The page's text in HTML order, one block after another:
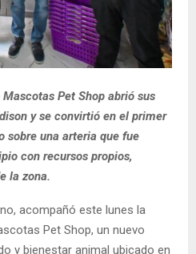
Pet Shop abrió sus
y se convirtió en el primer
sobre una arteria que fue
con recursos propios,
la zona.
acompañó este lunes la
Pet Shop, un nuevo
y bienestar animal ubicado en